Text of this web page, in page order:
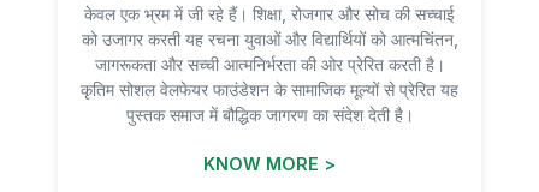
केवल एक भ्रम में जी रहे हैं। शिक्षा, रोजगार और सोच की सच्चाई
को उजागर करती यह रचना युवाओं और विद्यार्थियों को आत्मचिंतन,
जागरूकता और सच्ची आत्मनिर्भरता की ओर प्रेरित करती है।
कृतिम सोशल वेलफेयर फाउंडेशन के सामाजिक मूल्यों से प्रेरित यह
पुस्तक समाज में बौद्धिक जागरण का संदेश देती है।
KNOW MORE >